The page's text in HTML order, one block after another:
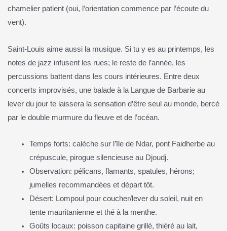
chamelier patient (oui, l’orientation commence par l’écoute du
vent).
Saint‑Louis aime aussi la musique. Si tu y es au printemps, les
notes de jazz infusent les rues; le reste de l’année, les
percussions battent dans les cours intérieures. Entre deux
concerts improvisés, une balade à la Langue de Barbarie au
lever du jour te laissera la sensation d’être seul au monde, bercé
par le double murmure du fleuve et de l’océan.
Temps forts: calèche sur l’île de Ndar, pont Faidherbe au
crépuscule, pirogue silencieuse au Djoudj.
Observation: pélicans, flamants, spatules, hérons;
jumelles recommandées et départ tôt.
Désert: Lompoul pour coucher/lever du soleil, nuit en
tente mauritanienne et thé à la menthe.
Goûts locaux: poisson capitaine grillé, thiéré au lait,